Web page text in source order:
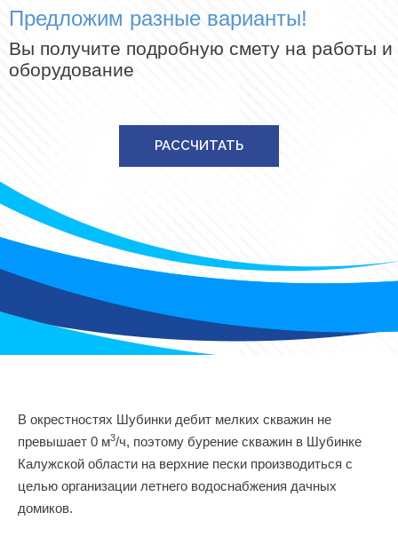
Предложим разные варианты!
Вы получите подробную смету на работы и
оборудование
РАССЧИТАТЬ
В окрестностях Шубинки дебит мелких скважин не
превышает 0 м3/ч, поэтому бурение скважин в Шубинке
Калужской области на верхние пески производиться с
целью организации летнего водоснабжения дачных
домиков.